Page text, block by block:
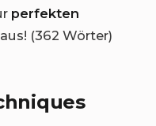
perfekten
(362 Wörter)